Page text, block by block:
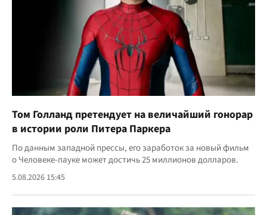
Том Голланд претендует на величайший гонорар
в истории роли Питера Паркера
По данным западной прессы, его заработок за новый фильм
о Человеке-пауке может достичь 25 миллионов долларов.
5.08.2026 15:45